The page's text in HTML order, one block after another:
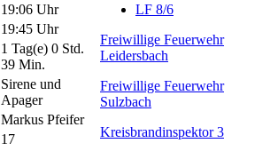
19:06 Uhr
19:45 Uhr
1 Tag(e) 0 Std.
39 Min.
Sirene und
Apager
Markus Pfeifer
17
LF 8/6
Freiwillige Feuerwehr
Leidersbach
Freiwillige Feuerwehr
Sulzbach
Kreisbrandinspektor 3